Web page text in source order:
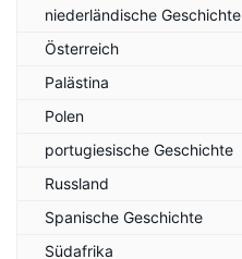
niederländische Geschichte
Österreich
Palästina
Polen
portugiesische Geschichte
Russland
Spanische Geschichte
Südafrika